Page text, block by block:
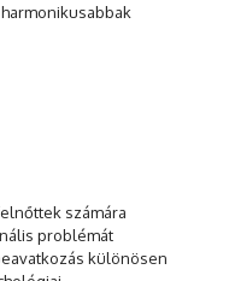
számára
problémát
különösen